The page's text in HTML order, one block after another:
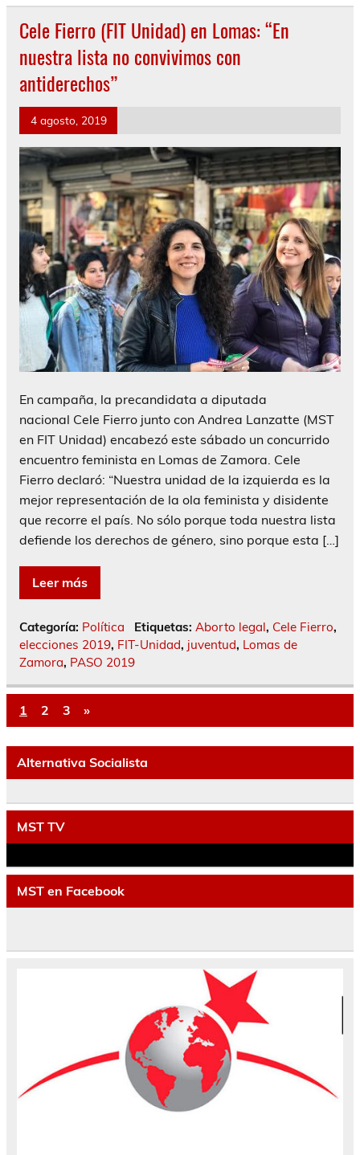
Cele Fierro (FIT Unidad) en Lomas: “En
nuestra lista no convivimos con
antiderechos”
4 agosto, 2019
En campaña, la precandidata a diputada
nacional Cele Fierro junto con Andrea Lanzatte (MST
en FIT Unidad) encabezó este sábado un concurrido
encuentro feminista en Lomas de Zamora. Cele
Fierro declaró: “Nuestra unidad de la izquierda es la
mejor representación de la ola feminista y disidente
que recorre el país. No sólo porque toda nuestra lista
defiende los derechos de género, sino porque esta […]
Leer más
Categoría: Política Etiquetas: Aborto legal, Cele Fierro,
elecciones 2019, FIT-Unidad, juventud, Lomas de
Zamora, PASO 2019
1 2 3 »
Alternativa Socialista
MST TV
MST en Facebook